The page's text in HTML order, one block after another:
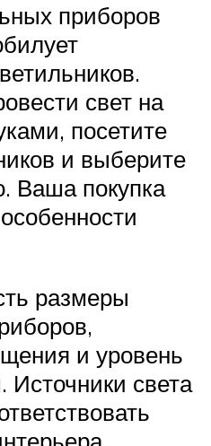
приборов
свет на
посетите
и выберите
Ваша покупка
размеры
и уровень
света